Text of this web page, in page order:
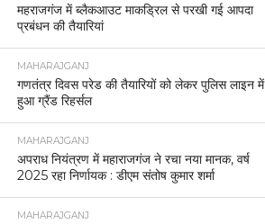
महराजगंज में ब्लैकआउट माकड्रिल से परखी गई आपदा
प्रबंधन की तैयारियां
MAHARAJGANJ
गणतंत्र दिवस परेड की तैयारियों को लेकर पुलिस लाइन में
हुआ ग्रैंड रिहर्सल
MAHARAJGANJ
अपराध नियंत्रण में महाराजगंज ने रचा नया मानक, वर्ष
2025 रहा निर्णायक : डीएम संतोष कुमार शर्मा
MAHARAJGANJ